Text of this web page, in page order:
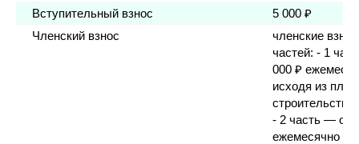
Вступительный взнос
5 000 ₽
Членский взнос
членские
частей: - 1
000 ₽
исходя из
- 2 часть — от
ежемесячно